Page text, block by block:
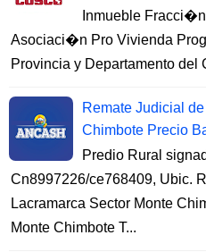
Inmueble
Asociaci�n Pro Vivienda
Provincia y Departamento del
Remate Judicial
Chimbote Precio
Predio Rural
Cn8997226/ce768409, Ubic.
Lacramarca Sector Monte
Monte Chimbote T...